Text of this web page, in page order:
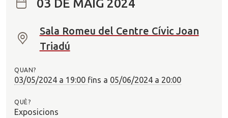
03 DE MAIG 2024
O
?
Sala Romeu del Centre Cívic Joan
Triadú
QUAN?
03/05/2024 a 19:00 fins a 05/06/2024 a 20:00
QUÈ?
Exposicions